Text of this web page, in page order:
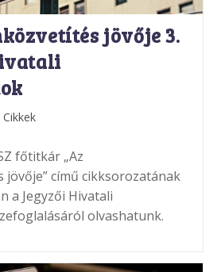
jövője 3.
Cikkek
főtitkár „Az
című cikksorozatának
a Jegyzői Hivatali
olvashatunk.